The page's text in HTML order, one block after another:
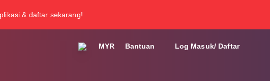
& daftar sekarang!
MYR Bantuan Log Masuk/ Daftar